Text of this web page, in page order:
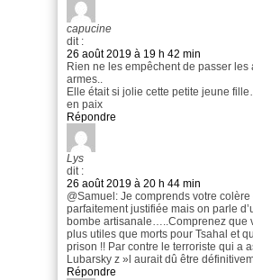
capucine
dit :
26 août 2019 à 19 h 42 min
Rien ne les empêchent de passer les
armes..
Elle était si jolie cette petite jeune
en paix
Répondre
Lys
dit :
26 août 2019 à 20 h 44 min
@Samuel: Je comprends votre colère
parfaitement justifiée mais on parle
bombe artisanale…..Comprenez que
plus utiles que morts pour Tsahal et
prison !! Par contre le terroriste qui a
Lubarsky z »l aurait dû être
Répondre